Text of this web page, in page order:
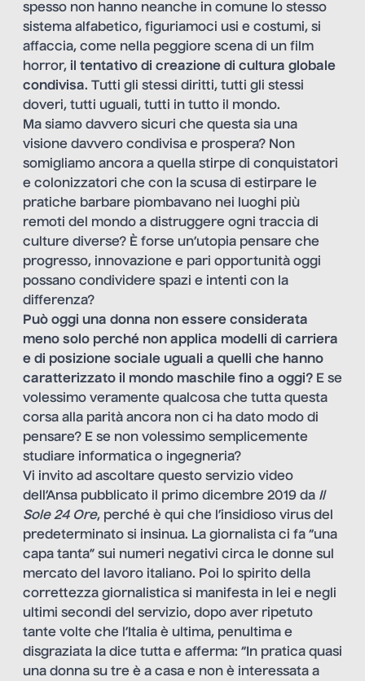
spesso non hanno neanche in comune lo stesso
sistema alfabetico, figuriamoci usi e costumi, si
affaccia, come nella peggiore scena di un film
horror, il tentativo di creazione di cultura globale
condivisa. Tutti gli stessi diritti, tutti gli stessi
doveri, tutti uguali, tutti in tutto il mondo.
Ma siamo davvero sicuri che questa sia una
visione davvero condivisa e prospera? Non
somigliamo ancora a quella stirpe di conquistatori
e colonizzatori che con la scusa di estirpare le
pratiche barbare piombavano nei luoghi più
remoti del mondo a distruggere ogni traccia di
culture diverse? È forse un’utopia pensare che
progresso, innovazione e pari opportunità oggi
possano condividere spazi e intenti con la
differenza?
Può oggi una donna non essere considerata
meno solo perché non applica modelli di carriera
e di posizione sociale uguali a quelli che hanno
caratterizzato il mondo maschile fino a oggi? E se
volessimo veramente qualcosa che tutta questa
corsa alla parità ancora non ci ha dato modo di
pensare? E se non volessimo semplicemente
studiare informatica o ingegneria?
Vi invito ad ascoltare questo servizio video
dell’Ansa pubblicato il primo dicembre 2019 da Il
Sole 24 Ore, perché è qui che l’insidioso virus del
predeterminato si insinua. La giornalista ci fa “una
capa tanta” sui numeri negativi circa le donne sul
mercato del lavoro italiano. Poi lo spirito della
correttezza giornalistica si manifesta in lei e negli
ultimi secondi del servizio, dopo aver ripetuto
tante volte che l’Italia è ultima, penultima e
disgraziata la dice tutta e afferma: “In pratica quasi
una donna su tre è a casa e non è interessata a